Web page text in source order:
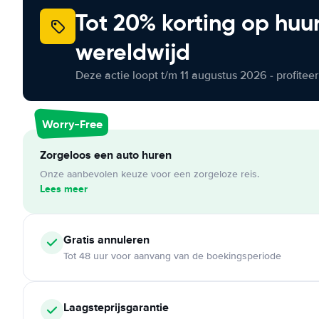
Tot 20% korting op
wereldwijd
Deze actie loopt t/m 11 augustus 2026 -
Worry-Free
Zorgeloos een auto huren
Onze aanbevolen keuze voor een zorgeloze reis.
Lees meer
Gratis annuleren
Tot 48 uur voor aanvang van de boekingsperiode
Laagsteprijsgarantie